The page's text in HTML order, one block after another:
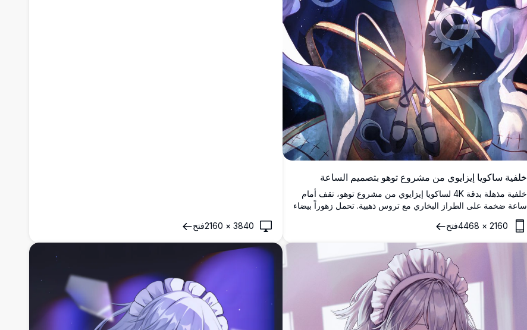
خلفية ساكويا إيزايوي من مشروع توهو بتصميم الساعة
خلفية مذهلة بدقة 4K لساكويا إيزايوي من مشروع توهو، تقف أمام
ساعة ضخمة على الطراز البخاري مع تروس ذهبية. تحمل زهوراً بيضاء
وترتدي زي الخادمة الأيقوني في عمل فني سماوي يحمل موضوع
الزمن.2160
×
4468فتح 3840
×
2160فتح